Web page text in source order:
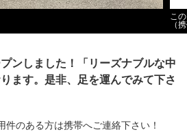
こ
（
ンしました！「リーズナブルな中
ます。是非、足を運んでみて下さ
件のある方は携帯へご連絡下さい！